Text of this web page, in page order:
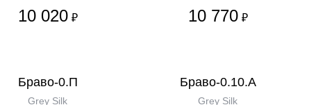
10 020 ₽ 10 770 ₽
Браво-0.П
Grey Silk
Браво-0.10.А
Grey Silk